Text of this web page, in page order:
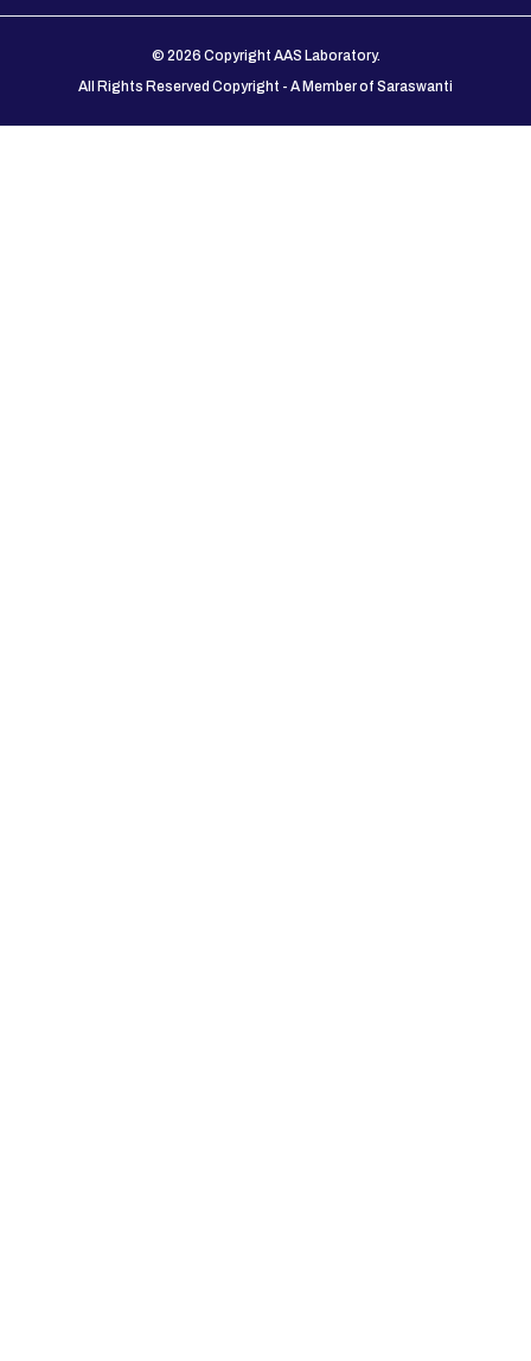
© 2026 Copyright AAS Laboratory.
All Rights Reserved Copyright - A Member of Saraswanti